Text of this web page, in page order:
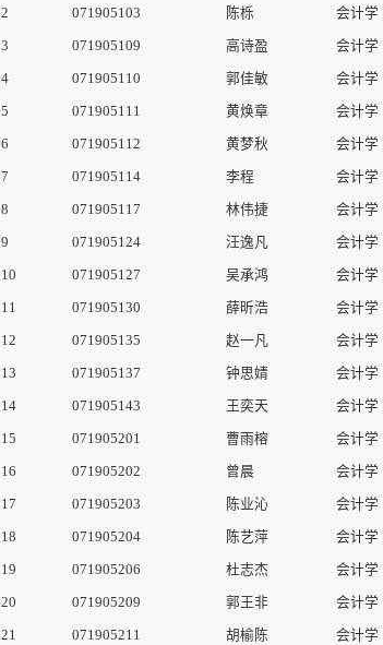
2 071905103 陈栎 会计学
3 071905109 高诗盈 会计学
4 071905110 郭佳敏 会计学
5 071905111 黄焕章 会计学
6 071905112 黄梦秋 会计学
7 071905114 李程 会计学
8 071905117 林伟捷 会计学
9 071905124 汪逸凡 会计学
10 071905127 吴承鸿 会计学
11 071905130 薛昕浩 会计学
12 071905135 赵一凡 会计学
13 071905137 钟思婧 会计学
14 071905143 王奕天 会计学
15 071905201 曹雨榕 会计学
16 071905202 曾晨 会计学
17 071905203 陈业沁 会计学
18 071905204 陈艺萍 会计学
19 071905206 杜志杰 会计学
20 071905209 郭王非 会计学
21 071905211 胡榆陈 会计学